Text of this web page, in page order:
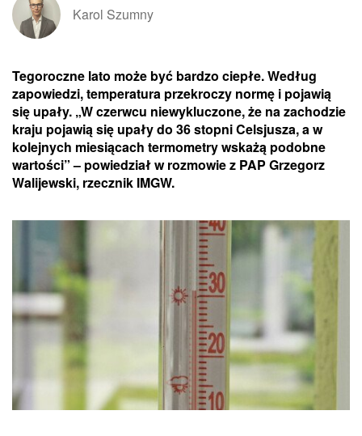
Karol Szumny
Tegoroczne lato może być bardzo ciepłe. Według
zapowiedzi, temperatura przekroczy normę i pojawią
się upały. „W czerwcu niewykluczone, że na zachodzie
kraju pojawią się upały do 36 stopni Celsjusza, a w
kolejnych miesiącach termometry wskażą podobne
wartości” – powiedział w rozmowie z PAP Grzegorz
Walijewski, rzecznik IMGW.